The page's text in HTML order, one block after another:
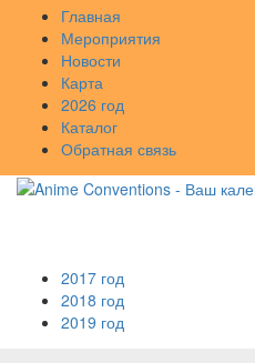
Главная
Мероприятия
Новости
Карта
2026 год
Каталог
Обратная связь
2017 год
2018 год
2019 год